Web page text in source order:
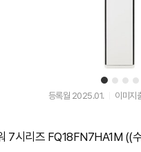
1 2 3 4
등록월 2025.01. 이미지
7시리즈 FQ18FN7HA1M ((